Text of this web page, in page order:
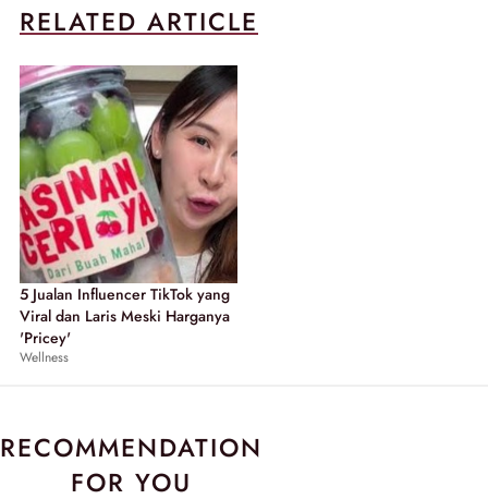
RELATED ARTICLE
5 Jualan Influencer TikTok yang
Viral dan Laris Meski Harganya
'Pricey'
Wellness
RECOMMENDATION
FOR YOU